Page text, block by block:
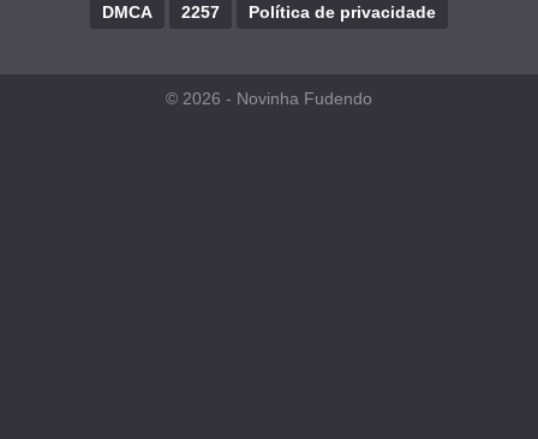
DMCA 2257 Política de privacidade
© 2026 - Novinha Fudendo